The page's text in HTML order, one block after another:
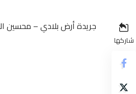
شاركها
جريدة أرض بلادي – محسين